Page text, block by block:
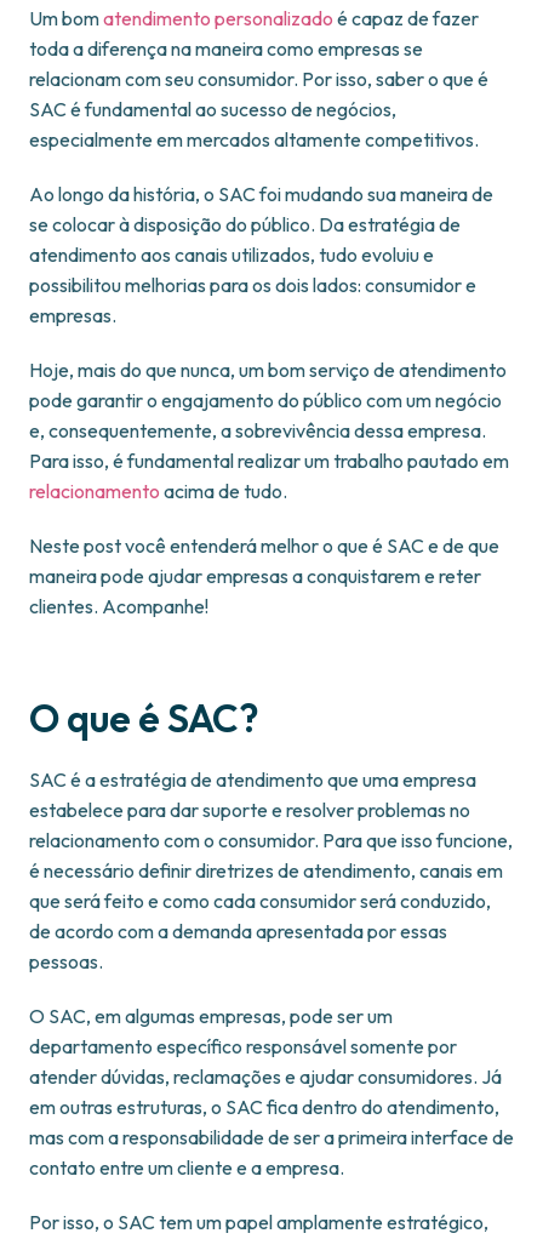
Um bomatendimento personalizado é capaz de fazer
toda a diferença na maneira como empresas se
relacionam com seu consumidor. Por isso, saber o que é
SAC é fundamental ao sucesso de negócios,
especialmente em mercados altamente competitivos.
Ao longo da história, o SAC foi mudando sua maneira de
se colocar à disposição do público. Da estratégia de
atendimento aos canais utilizados, tudo evoluiu e
possibilitou melhorias para os dois lados: consumidor e
empresas.
Hoje, mais do que nunca, um bom serviço de atendimento
pode garantir o engajamento do público com um negócio
e, consequentemente, a sobrevivência dessa empresa.
Para isso, é fundamental realizar um trabalho pautado em
relacionamento acima de tudo.
Neste post você entenderá melhor o que é SAC e de que
maneira pode ajudar empresas a conquistarem e reter
clientes. Acompanhe!
O que é SAC?
SAC é a estratégia de atendimento que uma empresa
estabelece para dar suporte e resolver problemas no
relacionamento com o consumidor. Para que isso funcione,
é necessário definir diretrizes de atendimento, canais em
que será feito e como cada consumidor será conduzido,
de acordo com a demanda apresentada por essas
pessoas.
O SAC, em algumas empresas, pode ser um
departamento específico responsável somente por
atender dúvidas, reclamações e ajudar consumidores. Já
em outras estruturas, o SAC fica dentro do atendimento,
mas com a responsabilidade de ser a primeira interface de
contato entre um cliente e a empresa.
Por isso, o SAC tem um papel amplamente estratégico,